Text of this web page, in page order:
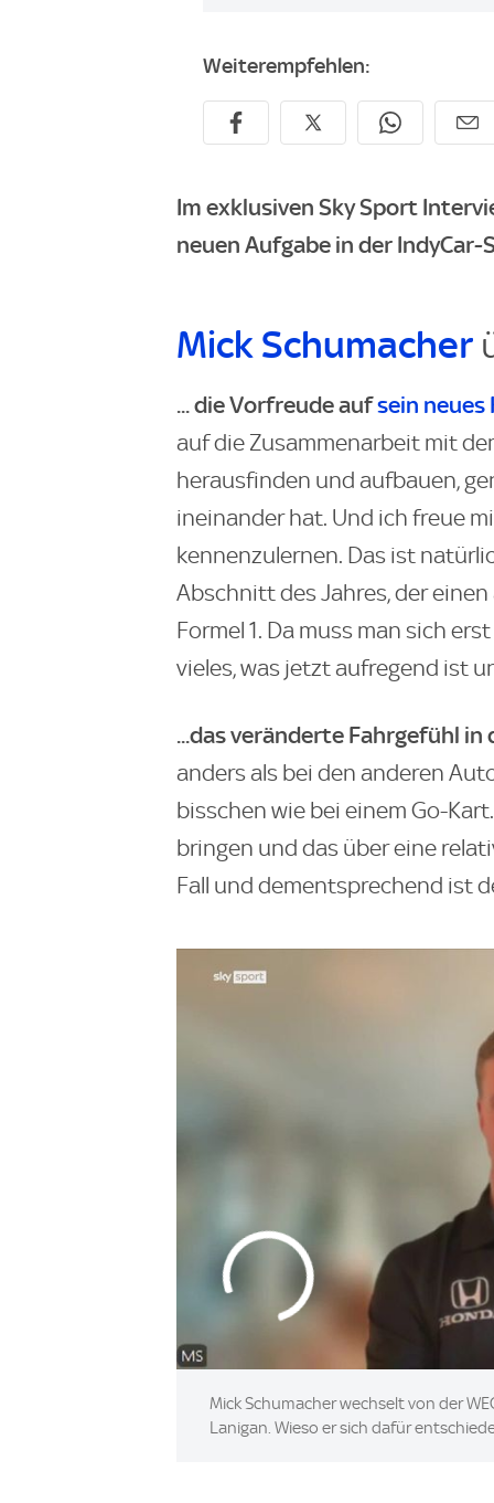
Weiterempfehlen:
Im exklusiven Sky Sport
neuen Aufgabe in der IndyCar-
Mick Schumacher
... die Vorfreude aufsein neues
auf die Zusammenarbeit mit
herausfinden und aufbauen,
ineinander hat. Und ich freue
kennenzulernen. Das ist
Abschnitt des Jahres, der
Formel 1. Da muss man sich
vieles, was jetzt aufregend ist
...das veränderte Fahrgefühl in
anders als bei den anderen
bisschen wie bei einem Go-
bringen und das über eine
Fall und dementsprechend ist
Mick Schumacher wechselt von der
Lanigan. Wieso er sich dafür